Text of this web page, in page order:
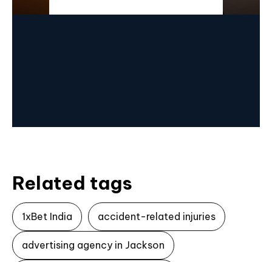
Related tags
1xBet India accident-related injuries
advertising agency in Jackson